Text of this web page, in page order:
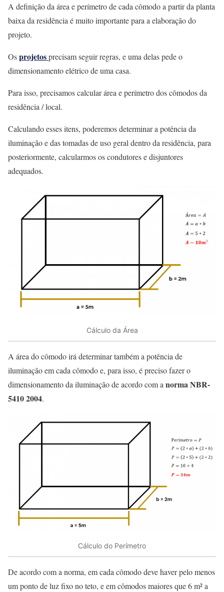
A definição da área e perímetro de cada cômodo a partir da planta
baixa da residência é muito importante para a elaboração do
projeto.
Osprojetosprecisam seguir regras, e uma delas pede o
dimensionamento elétrico de uma casa.
Para isso, precisamos calcular área e perímetro dos cômodos da
residência / local.
Calculando esses itens, poderemos determinar a potência da
iluminação e das tomadas de uso geral dentro da residência, para
posteriormente, calcularmos os condutores e disjuntores
adequados.
Cálculo da Área
A área do cômodo irá determinar também a potência de
iluminação em cada cômodo e, para isso, é preciso fazer o
dimensionamento da iluminação de acordo com a norma NBR-
5410 2004.
Cálculo do Perímetro
De acordo com a norma, em cada cômodo deve haver pelo menos
um ponto de luz fixo no teto, e em cômodos maiores que 6 m² a